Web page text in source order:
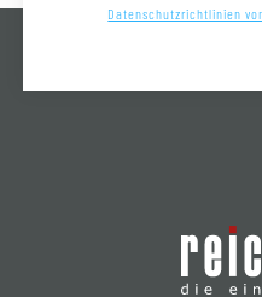
Datenschutzrichtlinien